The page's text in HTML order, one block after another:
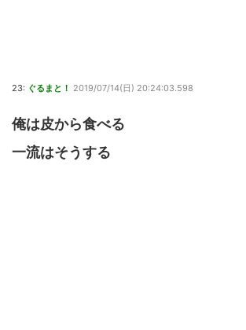
23: ぐるまと！ 2019/07/14(日) 20:24:03.598
俺は皮から食べる
一流はそうする